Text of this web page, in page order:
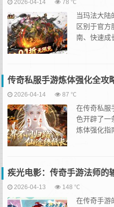
2026-04-14 78 ℃
当玛法大陆
区别于官方
南、快速成
传奇私服手游炼体强化全攻
2026-04-14 87 ℃
在传奇私服
色开辟了一
炼体强化指
疾光电影：传奇手游法师的
2026-04-13 148 ℃
在传奇手游